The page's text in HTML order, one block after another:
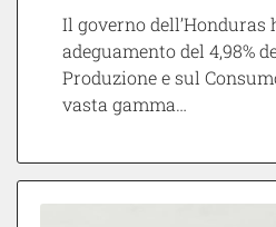
Il governo dell’Honduras
adeguamento del 4,98%
Produzione e sul
vasta gamma…